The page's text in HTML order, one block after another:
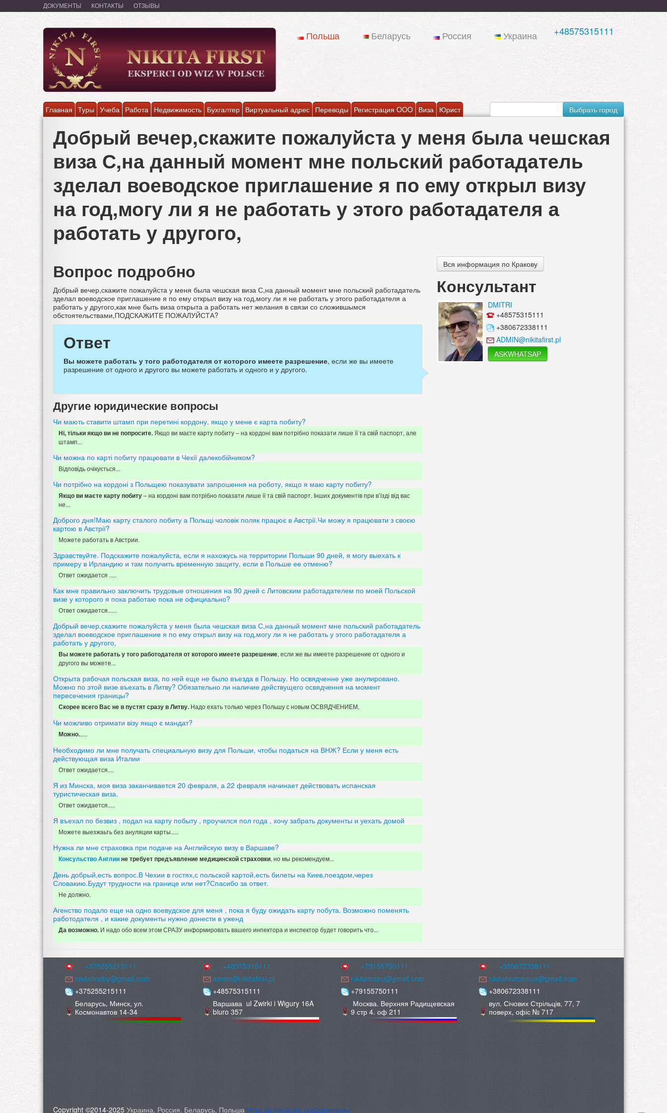
к
ДОКУМЕНТЫ КОНТАКТЫ ОТЗЫВЫ
Польша Беларусь Россия Украина +48575315111
Главная Туры Учеба Работа Недвижимость Бухгалтер Виртуальный адрес Переводы Регистрация OOO Виза Юрист Выбрать город
Добрый вечер,скажите пожалуйста у меня была чешская
виза С,на данный момент мне польский работадатель
зделал воеводское приглашение я по ему открыл визу
на год,могу ли я не работать у этого работадателя а
работать у другого,
Вопрос подробно
Добрый вечер,скажите пожалуйста у меня была чешская виза С,на данный момент мне польский работадатель
зделал воеводское приглашение я по ему открыл визу на год,могу ли я не работать у этого работадателя а
работать у другого,как мне быть виза открыта а работать нет желания в связи со сложившымся
обстоятельствами,ПОДСКАЖИТЕ ПОЖАЛУЙСТА?
Ответ
Вы можете работать у того работодателя от которого имеете разрешение, если же вы имеете
разрешение от одного и другого вы можете работать и одного и у другого.
Другие юридические вопросы
Чи мають ставити штамп при перетині кордону, якщо у мене є карта побиту?
Ні, тільки якщо ви не попросите. Якщо ви маєте карту побиту – на кордоні вам потрібно показати лише її та свій паспорт, але
штамп...
Чи можна по карті побиту працювати в Чехії далекобійником?
Відповідь очікується...
Чи потрібно на кордоні з Польщею показувати запрошення на роботу, якщо я маю карту побиту?
Якщо ви маєте карту побиту– на кордоні вам потрібно показати лише її та свій паспорт. Інших документів при в’їзді від вас
не...
Доброго дня!Маю карту сталого побиту а Польщі чоловік поляк працює в Австрії.Чи можу я працювати з своєю
картою в Австрії?
Можете работать в Австрии.
Здравствуйте. Подскажите пожалуйста, если я нахожусь на территории Польши 90 дней, я могу выехать к
примеру в Ирландию и там получить временную защиту, если в Польше ее отменю?
Ответ ожидается .....
Как мне правильно заключить трудовые отношения на 90 дней с Литовским работадателем по моей Польской
визе у которого я пока работаю пока не официально?
Ответ ожидается......
Добрый вечер,скажите пожалуйста у меня была чешская виза С,на данный момент мне польский работадатель
зделал воеводское приглашение я по ему открыл визу на год,могу ли я не работать у этого работадателя а
работать у другого,
Вы можете работать у того работодателя от которого имеете разрешение, если же вы имеете разрешение от одного и
другого вы можете...
Открыта рабочая польская виза, по ней еще не было въезда в Польшу. Но освядченне уже анулировано.
Можно по этой визе въехать в Литву? Обязательно ли наличие действущего освядчення на момент
пересечения границы?
Скорее всего Вас не в пустят сразу в Литву. Надо ехать только через Польшу с новым ОСВЯДЧЕНИЕМ,
Чи можливо отримати візу якщо є мандат?
Можно......
Необходимо ли мне получать специальную визу для Польши, чтобы податься на ВНЖ? Если у меня есть
действующая виза Италии
Ответ ожидается....
Я из Минска, моя виза заканчивается 20 февраля, а 22 февраля начинает действовать испанская
туристическая виза.
Ответ ожидается.....
Я въехал по безвиз , подал на карту побыту , проучился пол года , хочу забрать документы и уехать домой
Можете выезжаьть без ануляции карты.....
Нужна ли мне страховка при подаче на Английскую визу в Варшаве?
Консульство Англиине требует предъявление медицинской страховки, но мы рекомендуем...
День добрый,есть вопрос.В Чехии в гостях,с польской картой,есть билеты на Киев,поездом,через
Словакию.Будут трудности на границе или нет?Спасибо за ответ.
Не должно.
Агенство подало еще на одно воевудское для меня , пока я буду ожидать карту побута. Возможно поменять
работодателя , и какие документы нужно донести в уженд
Да возможно. И надо обо всем этом СРАЗУ информировать вашего инпектора и инспектор будет говорить что...
Вся информация по Кракову
Консультант
DMITRI
+48575315111
+380672338111
ADMIN@nikitafirst.pl
ASKWHATSAP
+375255215111
nikitafirstby@gmail.com
+375255215111
Беларусь, Минск, ул.
Космонавтов 14-34
+48575315111
admin@nikitafirst.pl
+48575315111
Варшава ul Zwirki i Wigury 16A
biuro 357
+79155750111
nikitafirstru@gmail.com
+79155750111
Москва. Верхняя Радищевская
9 стр 4. оф 211
+380672338111
nikitafirstcomua@gmail.com
+380672338111
вул. Січових Стрільців, 77, 7
поверх, офіс № 717
Copyright ©2014-2025 Украина, Россия. Беларусь, Польша Wiza do Anglii dla cudzoziemców